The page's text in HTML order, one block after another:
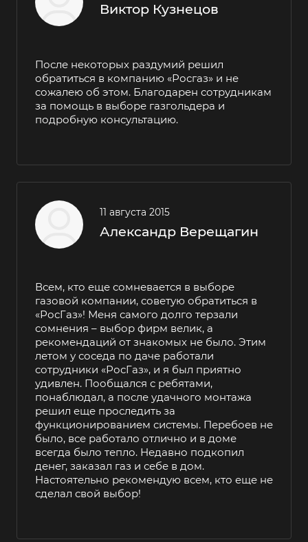
Виктор Кузнецов
После некоторых раздумий решил
обратиться в компанию «Росгаз» и не
сожалею об этом. Благодарен сотрудникам
за помощь в выборе газгольдера и
подробную консультацию.
11 августа 2015
Александр Верещагин
Всем, кто еще сомневается в выборе
газовой компании, советую обратиться в
«РосГаз»! Меня самого долго терзали
сомнения – выбор фирм велик, а
рекомендаций от знакомых не было. Этим
летом у соседа по даче работали
сотрудники «РосГаз», и я был приятно
удивлен. Пообщался с ребятами,
понаблюдал, а после удачного монтажа
решил еще проследить за
функционированием системы. Перебоев не
было, все работало отлично и в доме
всегда было тепло. Недавно подкопил
денег, заказал газ и себе в дом.
Настоятельно рекомендую всем, кто еще не
сделал свой выбор!